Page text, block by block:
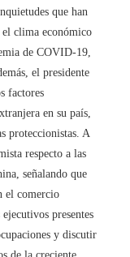
que han
el clima económico
de COVID-19,
el presidente
factores
en su país,
proteccionistas. A
respecto a las
señalando que
el comercio
presentes
y discutir